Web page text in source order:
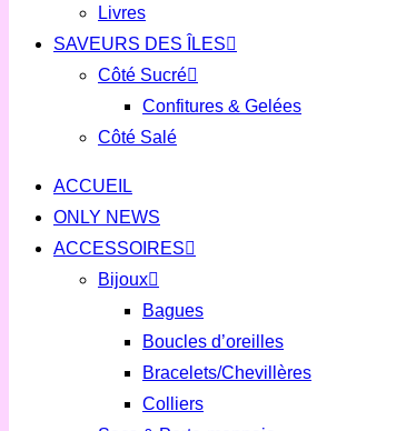
Livres
SAVEURS DES ÎLES
Côté Sucré
Confitures & Gelées
Côté Salé
ACCUEIL
ONLY NEWS
ACCESSOIRES
Bijoux
Bagues
Boucles d’oreilles
Bracelets/Chevillères
Colliers